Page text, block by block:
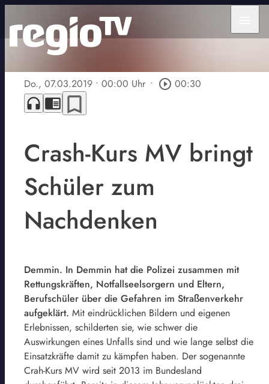
Do., 07.03.2019 • 00:00 Uhr • play_circle_outline 00:30
headphones chrome_reader_mode bookmark_border
Crash-Kurs MV bringt
Schüler zum
Nachdenken
Demmin. In Demmin hat die Polizei zusammen mit
Rettungskräften, Notfallseelsorgern und Eltern,
Berufschüler über die Gefahren im Straßenverkehr
aufgeklärt. Mit eindrücklichen Bildern und eigenen
Erlebnissen, schilderten sie, wie schwer die
Auswirkungen eines Unfalls sind und wie lange selbst die
Einsatzkräfte damit zu kämpfen haben. Der sogenannte
Crah-Kurs MV wird seit 2013 im Bundesland